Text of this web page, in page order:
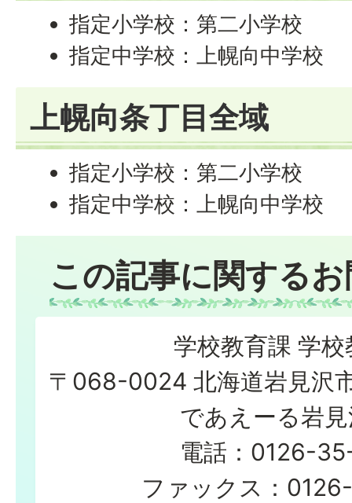
指定小学校：第二小学校
指定中学校：上幌向中学校
上幌向条丁目全域
指定小学校：第二小学校
指定中学校：上幌向中学校
この記事に関する
学校教育課 学校
〒068-0024 北海道岩見沢
であえーる岩
電話：0126-
ファックス：